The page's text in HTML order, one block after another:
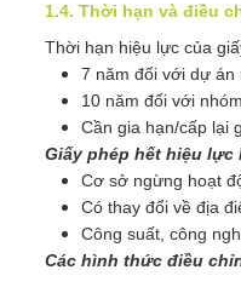
1.4. Thời hạn và điều
Thời hạn hiệu lực của
7 năm đối với dự án
10 năm đối với
Cần gia hạn/cấp lại
Giấy phép hết hiệu lực
Cơ sở ngừng hoạt
Có thay đổi về địa
Công suất, công
Các hình thức điều